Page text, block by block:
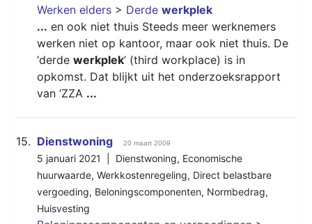
Werken elders > Derde werkplek
... en ook niet thuis Steeds meer werknemers
werken niet op kantoor, maar ook niet thuis. De
‘derde werkplek’ (third workplace) is in
opkomst. Dat blijkt uit het onderzoeksrapport
van ‘ZZA ...
15. Dienstwoning 20 maart 2009
5 januari 2021 | Dienstwoning, Economische
huurwaarde, Werkkostenregeling, Direct belastbare
vergoeding, Beloningscomponenten, Normbedrag,
Huisvesting